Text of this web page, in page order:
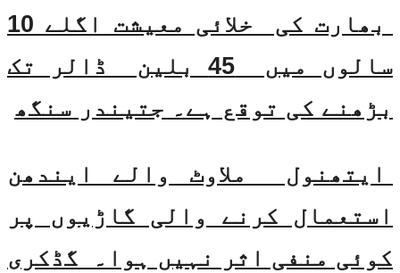
بھارت کی خلائی معیشت اگلے 10
سالوں میں 45 بلین ڈالر تک
بڑھنے کی توقع ہے۔ جتیندر سنگھ
ایتھنول ملاوٹ والے ایندھن
استعمال کرنے والی گاڑیوں پر
کوئی منفی اثر نہیں ہوا۔ گڈکری